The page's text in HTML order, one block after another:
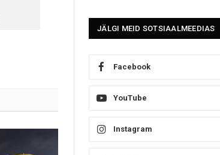
JÄLGI MEID SOTSIAALMEEDIAS
Facebook
YouTube
Instagram